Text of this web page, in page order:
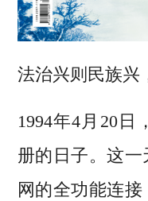
法治兴则民族兴
1994年4月20日
册的日子。这
网的全功能连